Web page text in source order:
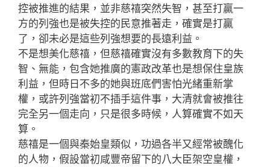
控被推進的結果，並非慈禧突然失智，甚至打贏一
方的列強也是被失控的民意推著走，確實是打贏
了，卻未必是這些列強想要的長遠利益。
不是想美化慈禧，但慈禧確實沒有多數教育下的失
智、無能，包含她推廣的憲政改革也是想保住皇族
利益，但時日不多的她與班底們害怕光緒重新掌
權，或許列強當初不插手這件事，大清就會被推往
完全另一個走向，只是很多時候，人算確實不如天
算。
慈禧是一個與秦始皇類似，功過各半又經常被醜化
的人物，假設當初咸豐帝留下的八大臣架空皇權，